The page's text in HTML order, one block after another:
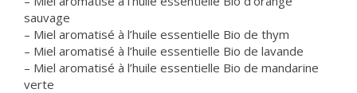
sauvage
– Miel aromatisé à l’huile essentielle Bio de thym
– Miel aromatisé à l’huile essentielle Bio de lavande
– Miel aromatisé à l’huile essentielle Bio de mandarine
verte